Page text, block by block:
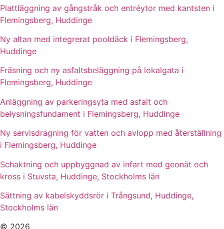
Plattläggning av gångstråk och entréytor med kantsten i
Flemingsberg, Huddinge
Ny altan med integrerat pooldäck i Flemingsberg,
Huddinge
Fräsning och ny asfaltsbeläggning på lokalgata i
Flemingsberg, Huddinge
Anläggning av parkeringsyta med asfalt och
belysningsfundament i Flemingsberg, Huddinge
Ny servisdragning för vatten och avlopp med återställning
i Flemingsberg, Huddinge
Schaktning och uppbyggnad av infart med geonät och
kross i Stuvsta, Huddinge, Stockholms län
Sättning av kabelskyddsrör i Trångsund, Huddinge,
Stockholms län
© 2026